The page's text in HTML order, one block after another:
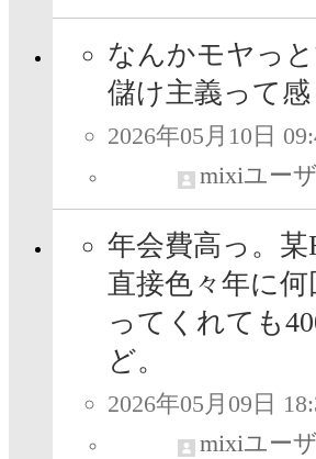
なんかモヤっ
儲け主義って
2026年05月10日
mixiユー
年会費高っ。某
直接色々年に
ってくれても
ど。
2026年05月09日
mixiユー